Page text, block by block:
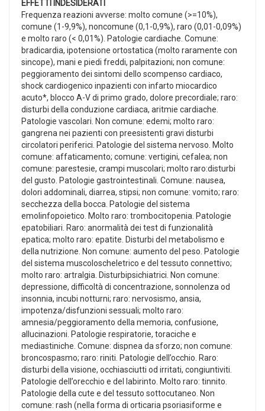
EFFETTI INDESIDERATI
Frequenza reazioni avverse: molto comune (>=10%),
comune (1-9,9%), noncomune (0,1-0,9%), raro (0,01-0,09%)
e molto raro (< 0,01%). Patologie cardiache. Comune:
bradicardia, ipotensione ortostatica (molto raramente con
sincope), mani e piedi freddi, palpitazioni; non comune:
peggioramento dei sintomi dello scompenso cardiaco,
shock cardiogenico inpazienti con infarto miocardico
acuto*, blocco A-V di primo grado, dolore precordiale; raro:
disturbi della conduzione cardiaca, aritmie cardiache.
Patologie vascolari. Non comune: edemi; molto raro:
gangrena nei pazienti con preesistenti gravi disturbi
circolatori periferici. Patologie del sistema nervoso. Molto
comune: affaticamento; comune: vertigini, cefalea; non
comune: parestesie, crampi muscolari; molto raro:disturbi
del gusto. Patologie gastrointestinali. Comune: nausea,
dolori addominali, diarrea, stipsi; non comune: vomito; raro:
secchezza della bocca. Patologie del sistema
emolinfopoietico. Molto raro: trombocitopenia. Patologie
epatobiliari. Raro: anormalità dei test di funzionalità
epatica; molto raro: epatite. Disturbi del metabolismo e
della nutrizione. Non comune: aumento del peso. Patologie
del sistema muscoloscheletrico e del tessuto connettivo;
molto raro: artralgia. Disturbipsichiatrici. Non comune:
depressione, difficoltà di concentrazione, sonnolenza od
insonnia, incubi notturni; raro: nervosismo, ansia,
impotenza/disfunzioni sessuali; molto raro:
amnesia/peggioramento della memoria, confusione,
allucinazioni. Patologie respiratorie, toraciche e
mediastiniche. Comune: dispnea da sforzo; non comune:
broncospasmo; raro: riniti. Patologie dell’occhio. Raro:
disturbi della visione, occhiasciutti od irritati, congiuntiviti.
Patologie dell’orecchio e del labirinto. Molto raro: tinnito.
Patologie della cute e del tessuto sottocutaneo. Non
comune: rash (nella forma di orticaria psoriasiforme e